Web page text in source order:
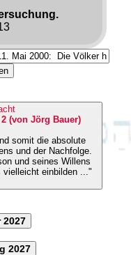
(von Jörg Bauer)
somit die absolute
und der Nachfolge.
und seines Willens
vielleicht einbilden ..."
2027
2027